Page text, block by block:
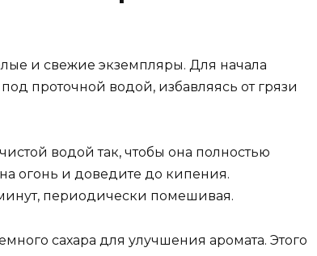
и свежие экземпляры. Для начала
проточной водой, избавляясь от грязи
водой так, чтобы она полностью
огонь и доведите до кипения.
периодически помешивая.
сахара для улучшения аромата. Этого